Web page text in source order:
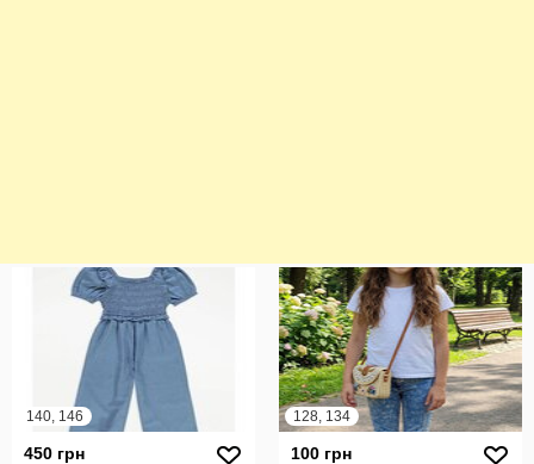
140, 146
450 грн
128, 134
100 грн